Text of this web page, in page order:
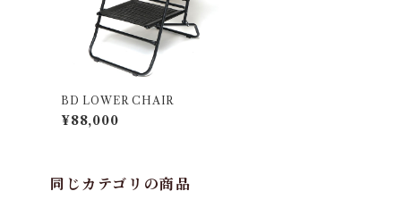
BD LOWER CHAIR
¥88,000
同じカテゴリの商品